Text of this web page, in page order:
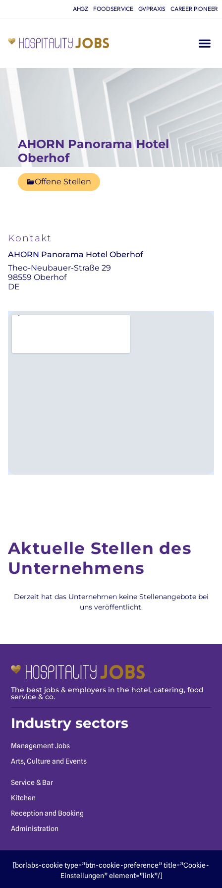
AHGZ FOODSERVICE GVPRAXIS CAREER PIONEER
AHORN Panorama Hotel
Oberhof
Offene Stellen
Kontakt
AHORN Panorama Hotel Oberhof
Theo-Neubauer-Straße 29
98559 Oberhof
DE
Aktuelle Stellen des
Unternehmens
Derzeit hat das Unternehmen keine Stellenangebote bei
uns veröffentlicht.
The best jobs & employers in the hotel, catering, food
service & co.
Industry sectors
Management Jobs
Arts, Culture and Events
Service & Bar
Kitchen
Reception and Booking
Administration
[borlabs-cookie type=”btn-cookie-preference” title=”Cookie-
Einstellungen” element=”link”/]